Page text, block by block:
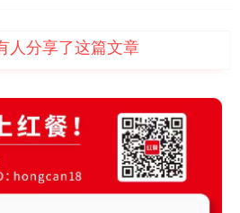
人分享了这篇文章